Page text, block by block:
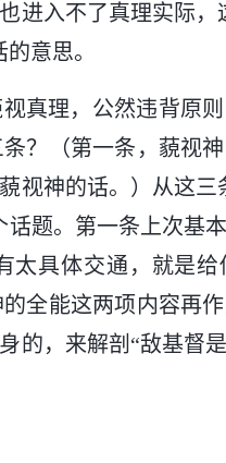
进入不了真理实际，
意思。
真理，公然违背原
？（第一条，藐视神
视神的话。）从这三
题。第一条上次基
太具体交通，就是
全能这两项内容再
的，来解剖“敌基督